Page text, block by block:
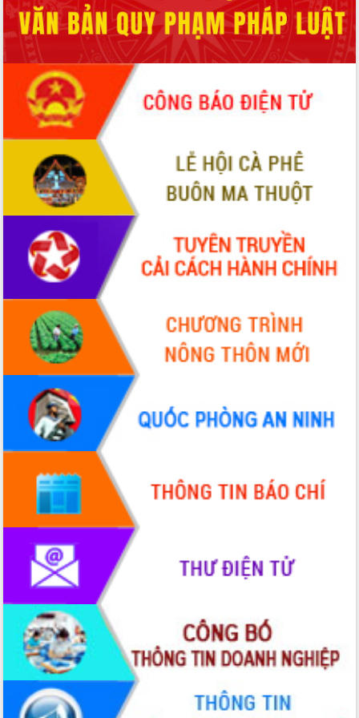
món ăn từ sầu riêng
Đắk Lắk công bố Quy hoạch và xúc
tiến đầu tư tỉnh
Ngành cá ngừ Đắk Lắk chủ động thích
ứng để giữ vững thị trường xuất khẩu
Diễn đàn Kinh tế tư nhân Việt Nam đột
phá cơ chế - Hợp tác công tư
Đề án 06 tạo bước ngoặt đột phá trong
cải cách hành chính tỉnh Đắk Lắk
Kết nối tour, đẩy mạnh chuyển đổi số
để phát triển du lịch Đắk Lắk
Khởi động Dự án Đầu tư xây dựng hạ
tầng kỹ thuật Cụm công nghiệp Tân
Gặp mặt các cơ quan báo chí nhân Kỷ
niệm 101 năm Ngày Báo chí Cách
Đắk Lắk sơ kết 4 năm triển khai thực
hiện Đề án 06 của Chính phủ
Họp báo thông tin về Hội nghị Công bố
Quy hoạch và Xúc tiến đầu tư tỉnh Đắk
Lắk
Khơi thông điểm nghẽn, đẩy nhanh
giải ngân vốn khắc phục thiên tai
HĐND tỉnh thông qua điều chỉnh Quy
hoạch tỉnh thời kỳ 2021-2030
Hội thảo góp ý hồ sơ điều chỉnh quy
hoạch tỉnh Đắk Lắk thời kỳ 2021-2030,
tầm nhìn đến năm 2050
Nâng cao hiệu quả hoạt động của các
Hội nghị triển khai kết nối mạng
truyền số liệu chuyên dùng phục vụ cơ
quan Đảng, Nhà nước
Lễ phát động chuỗi hoạt động chung
tay làm sạch môi trường
Xã Ea Kar bước chuyển mình trong
công tác cải cách hành chính mô hình
mới
UBND tỉnh họp báo định kỳ tháng 4
năm 2026